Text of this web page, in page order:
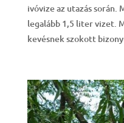
ivóvize az utazás során.
legalább 1,5 liter vizet.
kevésnek szokott